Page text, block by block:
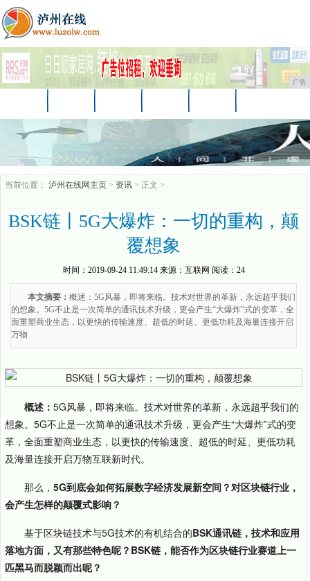
广告
商讯 游戏
当前位置： 泸州在线网主页 > 资讯 > 正文 >
BSK链丨5G大爆炸：一切的重构，颠
覆想象
时间： 2019-09-24 11:49:14来源： 互联网 阅读：24
本文摘要： 概述：5G风暴，即将来临。技术对世界的革新，永远超乎我们
的想象。5G不止是一次简单的通讯技术升级，更会产生“大爆炸”式的变革，全
面重塑商业生态，以更快的传输速度、超低的时延、更低功耗及海量连接开启
万物
概述： 5G风暴，即将来临。技术对世界的革新，永远超乎我们的
想象。5G不止是一次简单的通讯技术升级，更会产生“大爆炸”式的变
革，全面重塑商业生态，以更快的传输速度、超低的时延、更低功耗
及海量连接开启万物互联新时代。
那么， 5G到底会如何拓展数字经济发展新空间？对区块链行业，
会产生怎样的颠覆式影响？
基于区块链技术与5G技术的有机结合的BSK通讯链，技术和应用
落地方面，又有那些特色呢？BSK链，能否作为区块链行业赛道上一
匹黑马而脱颖而出呢？